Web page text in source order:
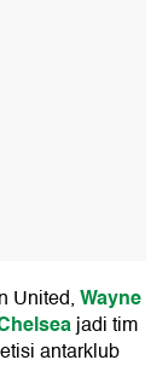
United,Wayne
jadi tim
antarklub